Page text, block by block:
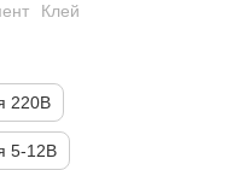
Клей
220В
5-12В